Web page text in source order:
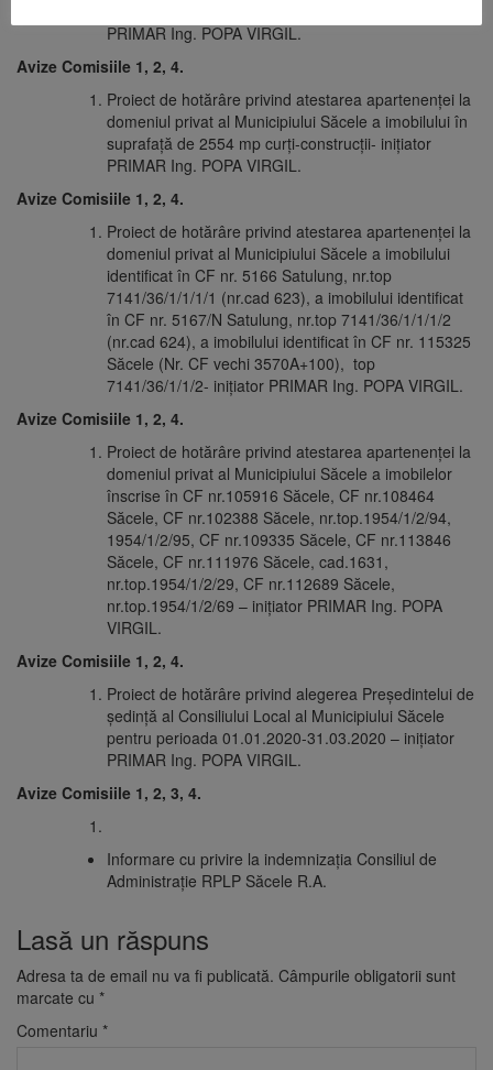
PRIMAR Ing. POPA VIRGIL.
Avize Comisiile 1, 2, 4.
Proiect de hotărâre privind atestarea apartenenței la
domeniul privat al Municipiului Săcele a imobilului în
suprafață de 2554 mp curți-construcții- iniţiator
PRIMAR Ing. POPA VIRGIL.
Avize Comisiile 1, 2, 4.
Proiect de hotărâre privind atestarea apartenenței la
domeniul privat al Municipiului Săcele a imobilului
identificat în CF nr. 5166 Satulung, nr.top
7141/36/1/1/1/1 (nr.cad 623), a imobilului identificat
în CF nr. 5167/N Satulung, nr.top 7141/36/1/1/1/2
(nr.cad 624), a imobilului identificat în CF nr. 115325
Săcele (Nr. CF vechi 3570A+100), top
7141/36/1/1/2- iniţiator PRIMAR Ing. POPA VIRGIL.
Avize Comisiile 1, 2, 4.
Proiect de hotărâre privind atestarea apartenenței la
domeniul privat al Municipiului Săcele a imobilelor
înscrise în CF nr.105916 Săcele, CF nr.108464
Săcele, CF nr.102388 Săcele, nr.top.1954/1/2/94,
1954/1/2/95, CF nr.109335 Săcele, CF nr.113846
Săcele, CF nr.111976 Săcele, cad.1631,
nr.top.1954/1/2/29, CF nr.112689 Săcele,
nr.top.1954/1/2/69 – iniţiator PRIMAR Ing. POPA
VIRGIL.
Avize Comisiile 1, 2, 4.
Proiect de hotărâre privind alegerea Preşedintelui de
şedinţă al Consiliului Local al Municipiului Săcele
pentru perioada 01.01.2020-31.03.2020 – iniţiator
PRIMAR Ing. POPA VIRGIL.
Avize Comisiile 1, 2, 3, 4.
Informare cu privire la indemnizația Consiliul de
Administrație RPLP Săcele R.A.
Lasă un răspuns
Adresa ta de email nu va fi publicată. Câmpurile obligatorii sunt
marcate cu *
Comentariu *